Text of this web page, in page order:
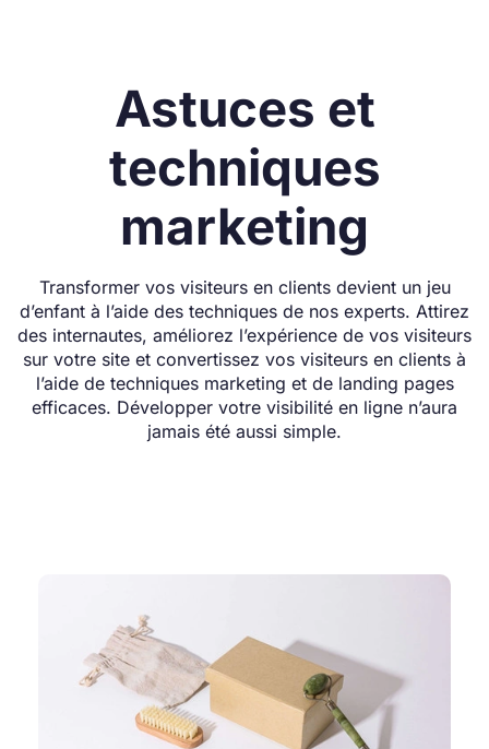
Astuces et
techniques
marketing
Transformer vos visiteurs en clients devient un jeu
d’enfant à l’aide des techniques de nos experts. Attirez
des internautes, améliorez l’expérience de vos visiteurs
sur votre site et convertissez vos visiteurs en clients à
l’aide de techniques marketing et de landing pages
efficaces. Développer votre visibilité en ligne n’aura
jamais été aussi simple.